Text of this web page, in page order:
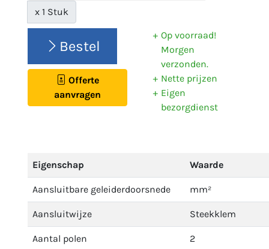
x 1 Stuk
Bestel
Offerte
aanvragen
Op voorraad!
Morgen
verzonden.
Nette prijzen
Eigen
bezorgdienst
Eigenschap Waarde
Aansluitbare geleiderdoorsnede mm²
Aansluitwijze Steekklem
Aantal polen 2